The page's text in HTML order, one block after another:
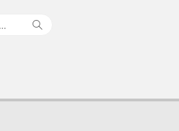
Rechercher